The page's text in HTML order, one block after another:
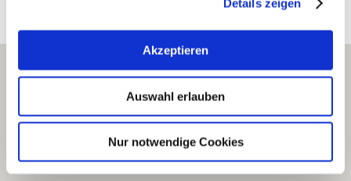
Details zeigen
Akzeptieren
Auswahl erlauben
Nur notwendige Cookies